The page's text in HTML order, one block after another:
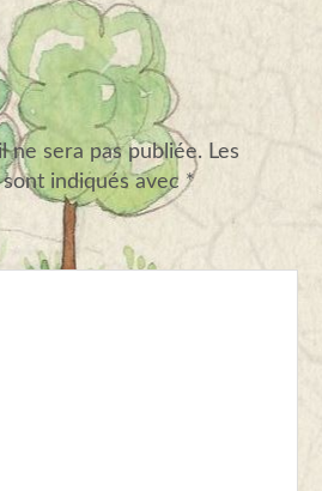
ne sera pas publiée. Les
indiqués avec *